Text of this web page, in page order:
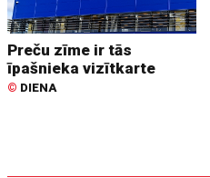
Preču zīme ir tās
īpašnieka vizītkarte
© DIENA